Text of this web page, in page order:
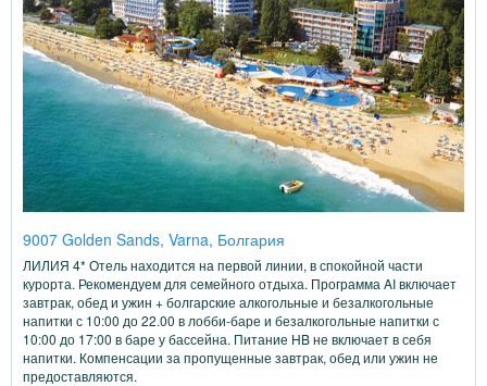
9007 Golden Sands, Varna, Болгария
ЛИЛИЯ 4* Отель находится на первой линии, в спокойной части
курорта. Рекомендуем для семейного отдыха. Программа AI включает
завтрак, обед и ужин + болгарские алкогольные и безалкогольные
напитки с 10:00 до 22.00 в лобби-баре и безалкогольные напитки с
10:00 до 17:00 в баре у бассейна. Питание HB не включает в себя
напитки. Компенсации за пропущенные завтрак, обед или ужин не
предоставляются.